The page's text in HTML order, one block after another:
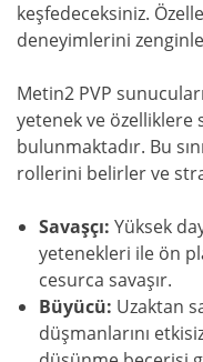
keşfedeceksiniz.
deneyimlerini
Metin2 PVP
yetenek ve özelliklere
bulunmaktadır. Bu
rollerini belirler ve
Savaşçı: Yüksek
yetenekleri ile ön
cesurca savaşır.
Büyücü: Uzaktan
düşmanlarını